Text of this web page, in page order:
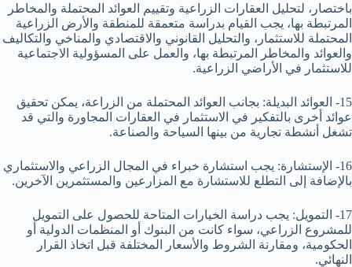
باختصار، لتحليل العقارات الزراعية وتقييم العوائد المحتملة والمخاطر
المرتبطة بها، يجب القيام بدراسة متعمقة للمنطقة والأرض الزراعية
المحتملة للاستثمار، والتحليل القانوني والاقتصادي والمناخي والتكاليف
والعوائد والمخاطر المرتبطة بها، والعمل على المسؤولية الاجتماعية
للاستثمار في الأراضي الزراعية.
15- العوائد البديلة: بجانب العوائد المحتملة من الزراعة، يمكن تحقيق
عوائد أخرى بالتفكير في الاستثمار في العقارات المجاورة والتي قد
تشغل أنشطة تجارية من بينها السياحة والصناعة.
16- الإستشارة: يجب استشارة خبراء في المجال الزراعي والاستثماري
بالإضافة إلى التطلع للاستشارة مع المزارعين والمستثمرين الآخرين.
17- التمويل: يجب دراسة الخيارات المتاحة للحصول على التمويل
للمشروع الزراعي، سواء كانت من البنوك أو المنظمات الدولية أو
الحكومية، ومقارنة الشروط والأسعار المختلفة قبل اتخاذ القرار
النهائي.